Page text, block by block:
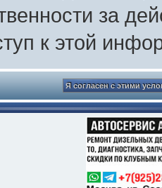
за
к этой